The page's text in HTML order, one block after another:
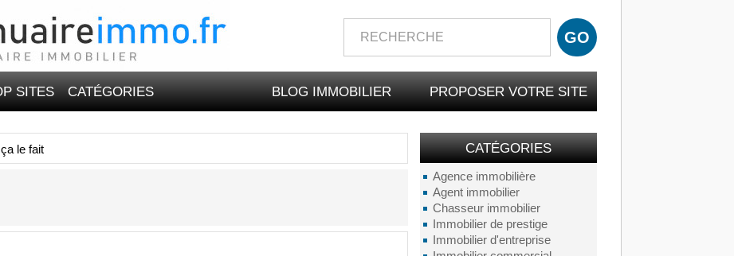
SITES CATÉGORIES PROPOSER VOTRE SITE
BLOG IMMOBILIER
CATÉGORIES
Agence immobilière
Agent immobilier
Chasseur immobilier
Immobilier de prestige
Immobilier d'entreprise
le fait